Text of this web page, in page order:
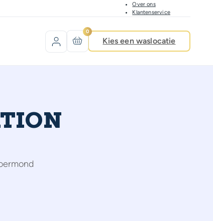
Over ons
Klantenservice
0
Kies een waslocatie